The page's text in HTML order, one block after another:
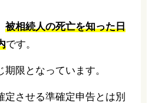
被相続人の死亡を知った日
です。
限となっています。
定させる準確定申告とは別